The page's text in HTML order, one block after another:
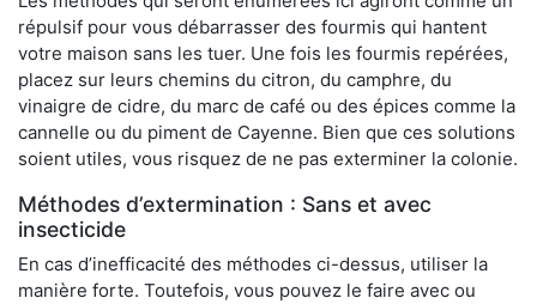
répulsif pour vous débarrasser des fourmis qui hantent
votre maison sans les tuer. Une fois les fourmis repérées,
placez sur leurs chemins du citron, du camphre, du
vinaigre de cidre, du marc de café ou des épices comme la
cannelle ou du piment de Cayenne. Bien que ces solutions
soient utiles, vous risquez de ne pas exterminer la colonie.
Méthodes d’extermination : Sans et avec
insecticide
En cas d’inefficacité des méthodes ci-dessus, utiliser la
manière forte. Toutefois, vous pouvez le faire avec ou